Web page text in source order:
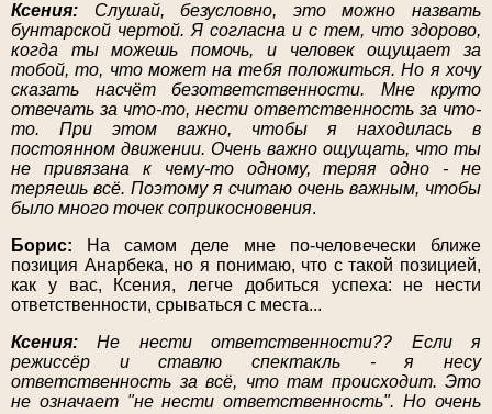
Ксения: Слушай, безусловно, это можно назвать
бунтарской чертой. Я согласна и с тем, что здорово,
когда ты можешь помочь, и человек ощущает за
тобой, то, что может на тебя положиться. Но я хочу
сказать насчёт безответственности. Мне круто
отвечать за что-то, нести ответственность за что-
то. При этом важно, чтобы я находилась в
постоянном движении. Очень важно ощущать, что ты
не привязана к чему-то одному, теряя одно - не
теряешь всё. Поэтому я считаю очень важным, чтобы
было много точек соприкосновения.
Борис:
На самом деле мне по-человечески ближе
позиция Анарбека, но я понимаю, что с такой позицией,
как у вас, Ксения, легче добиться успеха: не нести
ответственности, срываться с места...
Ксения:Не нести ответственности?? Если я
режиссёр и ставлю спектакль - я несу
ответственность за всё, что там происходит. Это
не означает "не нести ответственность". Но очень